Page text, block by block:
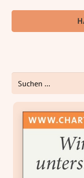
Suchen
nach: